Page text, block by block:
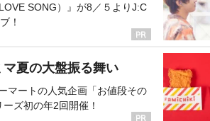
SONG）』が8／５よりJ:C
！
夏の大盤振る舞い
マートの人気企画「お値段その
ズ初の年2回開催！